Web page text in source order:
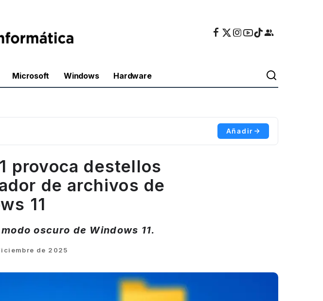
Microsoft Windows Hardware
Añadir
provoca destellos
de archivos de
11
oscuro de Windows 11.
de 2025